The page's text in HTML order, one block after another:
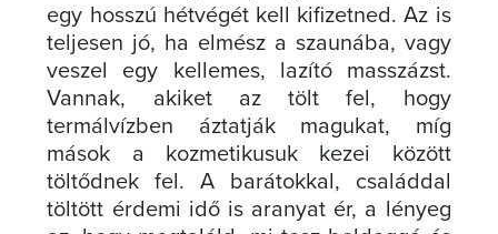
egy hosszú hétvégét kell kifizetned. Az is
teljesen jó, ha elmész a szaunába, vagy
veszel egy kellemes, lazító masszázst.
Vannak, akiket az tölt fel, hogy
termálvízben áztatják magukat, míg
mások a kozmetikusuk kezei között
töltődnek fel. A barátokkal, családdal
töltött érdemi idő is aranyat ér, a lényeg